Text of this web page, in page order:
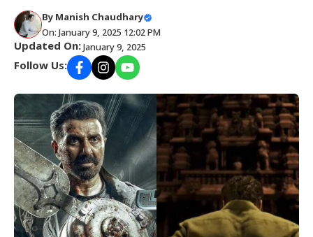
By Manish Chaudhary
On: January 9, 2025 12:02 PM
Updated On:January 9, 2025
Follow Us: